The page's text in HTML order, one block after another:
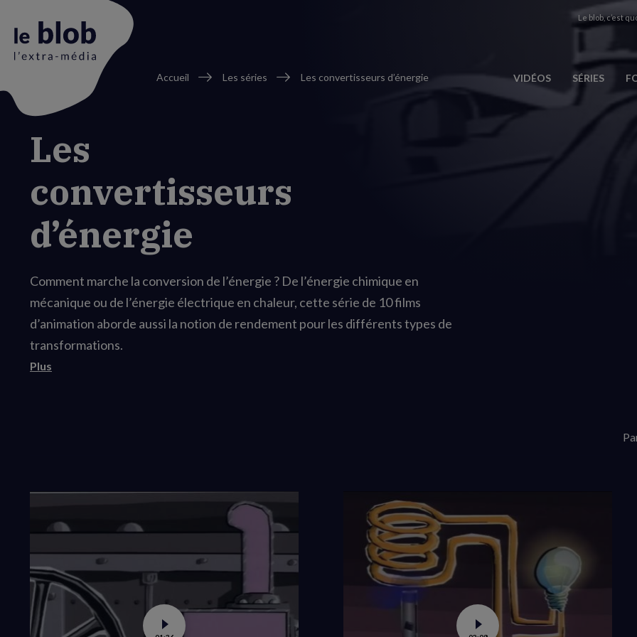
Le blob, c’est
VIDÉOS SÉRIES
Fil
Accueil Les séries Les convertisseurs d’énergie
Les
convertisseurs
d’énergie
Comment marche la conversion de l’énergie ? De l’énergie chimique en
mécanique ou de l’énergie électrique en chaleur, cette série de 10 films
d’animation aborde aussi la notion de rendement pour les différents types de
transformations.
Plus
Voir
Voir